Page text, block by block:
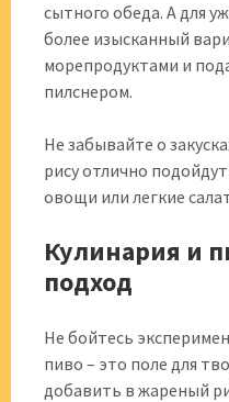
сытного обеда. А для
более изысканный
морепродуктами и
пилснером.
Не забывайте о
рису отлично
овощи или легкие
Кулинария и
подход
Не бойтесь
пиво – это поле для
добавить в жареный